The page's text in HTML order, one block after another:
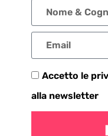
Accetto le
alla newsletter